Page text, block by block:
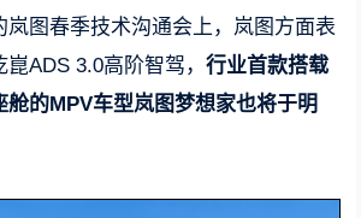
岚图春季技术沟通会上，岚图方面表
崑ADS 3.0高阶智驾，行业首款搭载
舱的MPV车型岚图梦想家也将于明